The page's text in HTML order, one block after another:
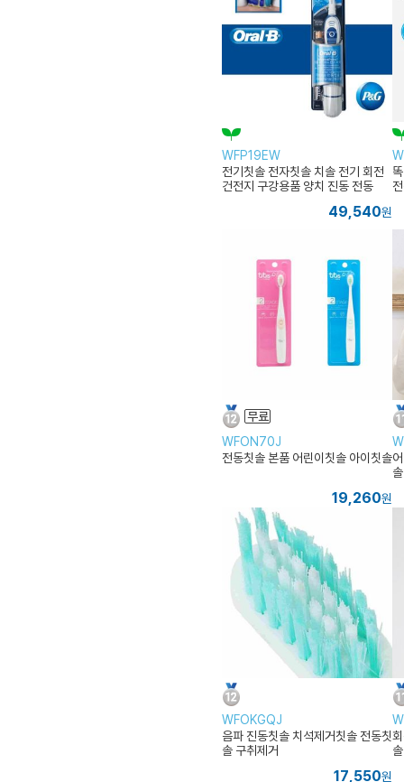
WFP19EW
전기칫솔 전자칫솔 치솔 전기 회전
건전지 구강용품 양치 진동 전동
49,540원
WFON70J
전동칫솔 본품 어린이칫솔 아이칫솔
19,260원
WFOKGQJ
음파 진동칫솔 치석제거칫솔 전동칫
솔 구취제거
17,550원